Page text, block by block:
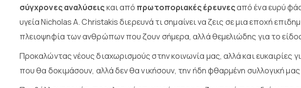
σύγχρονες αναλύσειςκαι από πρωτοποριακές έρευνεςαπό ένα ευρύ
υγεία Nicholas A. Christakis διερευνά τι σημαίνει να ζεις σε μια εποχή
πλειοψηφία των ανθρώπων που ζουν σήμερα, αλλά θεμελιώδης για το
Προκαλώντας νέους διαχωρισμούς στην κοινωνία μας, αλλά και ευκαιρίες
που θα δοκιμάσουν, αλλά δεν θα νικήσουν, την ήδη φθαρμένη συλλογική